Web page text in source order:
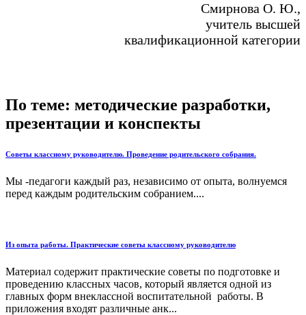
Смирнова О. Ю.,
учитель высшей
квалификационной категории
По теме: методические разработки,
презентации и конспекты
Советы классному руководителю. Проведение родительского собрания.
Мы -педагоги каждый раз, независимо от опыта, волнуемся
перед каждым родительским собранием....
Из опыта работы. Практические советы классному руководителю
Материал содержит практические советы по подготовке и
проведению классных часов, который является одной из
главных форм внеклассной воспитательной работы. В
приложения входят различные анк...